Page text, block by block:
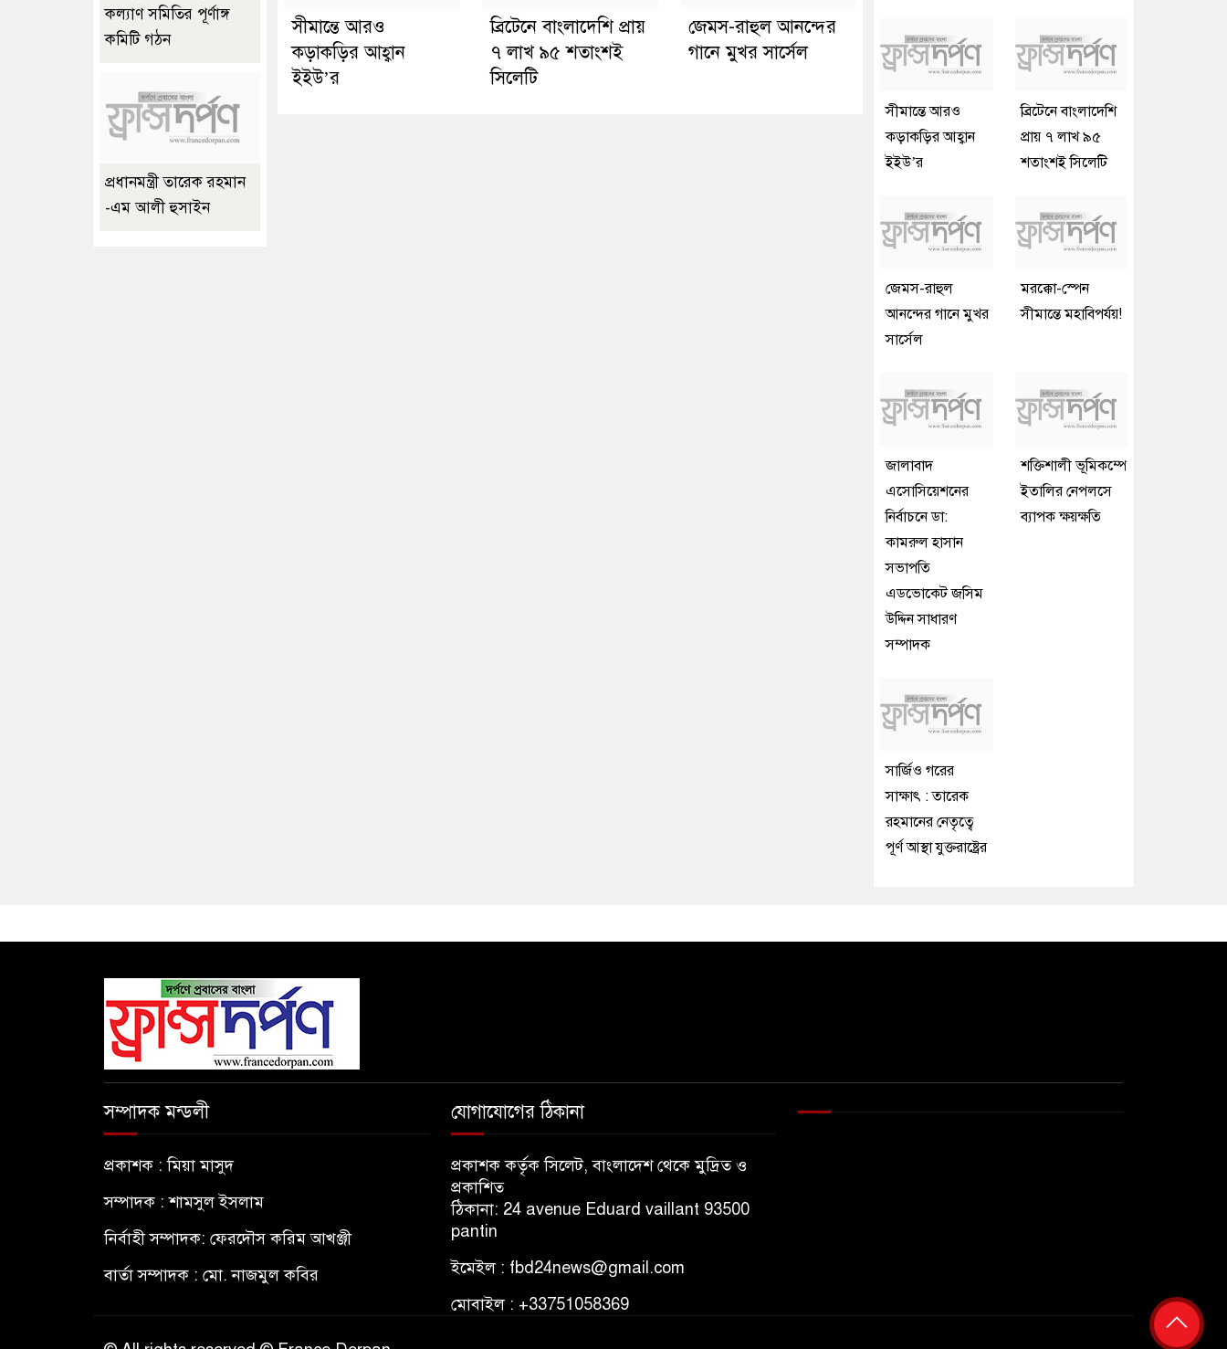
সীমান্তে আরও
কড়াকড়ির আহ্বান
ইইউ’র
ব্রিটেনে বাংলাদেশি প্রায়
৭ লাখ ৯৫ শতাংশই
সিলেটি
জেমস-রাহুল আনন্দের
গানে মুখর সার্সেল
কল্যাণ সমিতির পূর্ণাঙ্গ
কমিটি গঠন
প্রধানমন্ত্রী তারেক রহমান
-এম আলী হুসাইন
সীমান্তে আরও
কড়াকড়ির আহ্বান
ইইউ’র
ব্রিটেনে বাংলাদেশি
প্রায় ৭ লাখ ৯৫
শতাংশই সিলেটি
জেমস-রাহুল
আনন্দের গানে মুখর
সার্সেল
মরক্কো-স্পেন
সীমান্তে মহাবিপর্যয়!
জালাবাদ
এসোসিয়েশনের
নির্বাচনে ডা:
কামরুল হাসান
সভাপতি
এডভোকেট জসিম
উদ্দিন সাধারণ
সম্পাদক
শক্তিশালী ভূমিকম্পে
ইতালির নেপলসে
ব্যাপক ক্ষয়ক্ষতি
সার্জিও গরের
সাক্ষাৎ : তারেক
রহমানের নেতৃত্বে
পূর্ণ আস্থা যুক্তরাষ্ট্রের
সম্পাদক মন্ডলী
প্রকাশক : মিয়া মাসুদ
সম্পাদক : শামসুল ইসলাম
নির্বাহী সম্পাদক: ফেরদৌস করিম আখঞ্জী
বার্তা সম্পাদক : মো. নাজমুল কবির
যোগাযোগের ঠিকানা
প্রকাশক কর্তৃক সিলেট, বাংলাদেশ থেকে মুদ্রিত ও
প্রকাশিত
ঠিকানা: 24 avenue Eduard vaillant 93500
pantin
ইমেইল : fbd24news@gmail.com
মোবাইল : +33751058369